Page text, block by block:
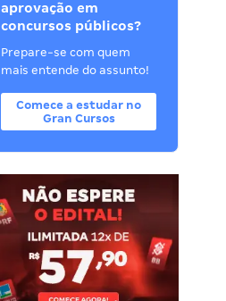
aprovação em
concursos públicos?
Prepare-se com quem
mais entende do assunto!
Comece a estudar no
Gran Cursos